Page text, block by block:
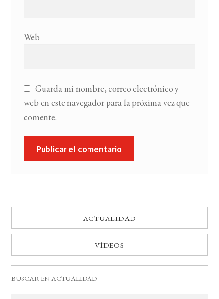
Web
Guarda mi nombre, correo electrónico y
web en este navegador para la próxima vez que
comente.
ACTUALIDAD
VÍDEOS
BUSCAR EN ACTUALIDAD